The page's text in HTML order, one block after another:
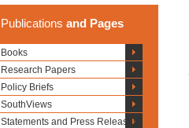
Publications and Pages
Books
Research Papers
Policy Briefs
SouthViews
Statements and Press Releases